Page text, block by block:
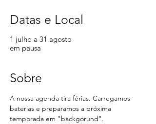
Datas e Local
1 julho a 31 agosto
em pausa
Sobre
A nossa agenda tira férias. Carregamos
baterias e preparamos a próxima
temporada em "backgorund".